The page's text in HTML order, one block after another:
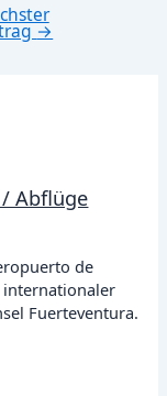
→
Abflüge
de
internationaler
Fuerteventura.